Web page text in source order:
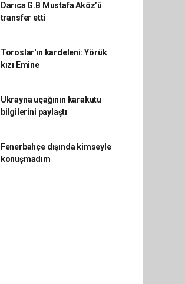
Darıca G.B Mustafa Aköz’ü
transfer etti
Toroslar'ın kardeleni: Yörük
kızı Emine
Ukrayna uçağının karakutu
bilgilerini paylaştı
Fenerbahçe dışında kimseyle
konuşmadım